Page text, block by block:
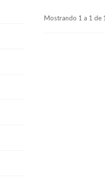
Mostrando 1 a 1 de